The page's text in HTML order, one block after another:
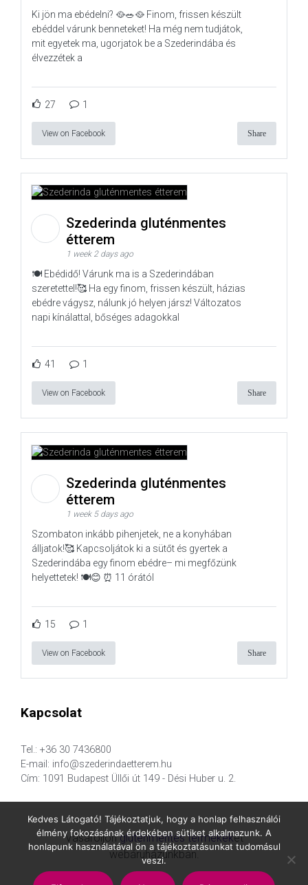
Ki jön ma ebédelni? 🥘🥗🥘 Finom, frissen készült
ebéddel várunk benneteket! Ha még nem tudjátok,
mit egyetek ma, ugorjatok be a Szederindába és
élvezzétek a
27 1
View on Facebook Share
Szederinda gluténmentes
étterem
1 week 2 days ago
🍽️ Ebédidő! Várunk ma is a Szederindában
szeretettel!🥰 Ha egy finom, frissen készült, házias
ebédre vágysz, nálunk jó helyen jársz! Változatos
napi kínálattal, bőséges adagokkal
41 1
View on Facebook Share
Szederinda gluténmentes
étterem
1 week 5 days ago
Szombaton inkább pihenjetek, ne a konyhában
álljatok!🥰 Kapcsoljátok ki a sütőt és gyertek a
Szederindába egy finom ebédre– mi megfőzünk
helyettetek! 🍽️😊 ⏰ 11 órától
15 1
View on Facebook Share
Kapcsolat
Tel.: +36 30 7436800
E-mail: info@szederindaetterem.hu
Cím: 1091 Budapest Üllői út 149 - Dési Huber u. 2.
Vásároljongluténmentes termékeket
webáruházunkban.
Kedves Látogató! Tájékoztatjuk, hogy a honlap felhasználói
élmény fokozásának érdekében sütiket alkalmazunk. A
honlapunk használatával ön a tájékoztatásunkat tudomásul
veszi.